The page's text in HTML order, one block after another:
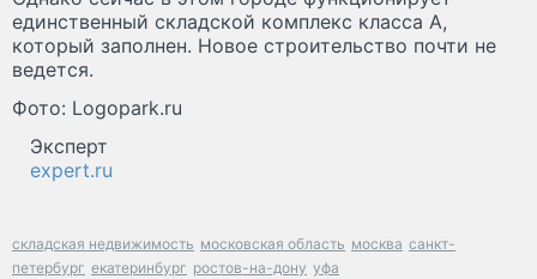
единственный складской комплекс класса А,
который заполнен. Новое строительство почти не
ведется.
Фото: Logopark.ru
Эксперт
expert.ru
складская недвижимость московская область москва санкт-
петербург екатеринбург ростов-на-дону уфа